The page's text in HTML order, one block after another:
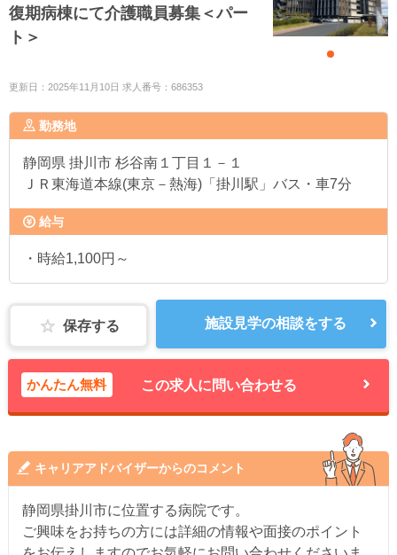
復期病棟にて介護職員募集＜パー
ト＞
更新日：2025年11月10日 求人番号：686353
勤務地
静岡県 掛川市 杉谷南１丁目１－１
ＪＲ東海道本線(東京－熱海)「掛川駅」バス・車7分
給与
・時給1,100円～
保存する 施設見学の相談をする
かんたん無料 この求人に問い合わせる
キャリアアドバイザーからのコメント
静岡県掛川市に位置する病院です。
ご興味をお持ちの方には詳細の情報や面接のポイント